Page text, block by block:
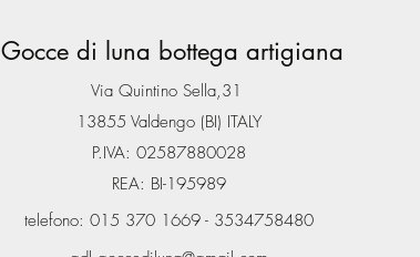
Gocce di luna bottega artigiana
Via Quintino Sella,31
13855 Valdengo (BI) ITALY
P.IVA: 02587880028
REA: BI-195989
telefono: 015 370 1669 - 3534758480